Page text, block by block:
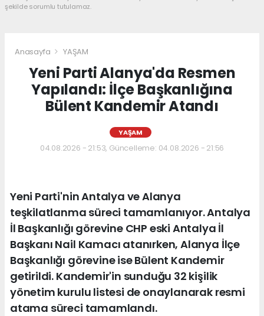
şekilde sorumlu tutulamaz.
Anasayfa YAŞAM
Yeni Parti Alanya'da Resmen
Yapılandı: İlçe Başkanlığına
Bülent Kandemir Atandı
YAŞAM
04.08.2026 - 21:53, Güncelleme: 04.08.2026 - 21:56
Yeni Parti'nin Antalya ve Alanya
teşkilatlanma süreci tamamlanıyor. Antalya
İl Başkanlığı görevine CHP eski Antalya İl
Başkanı Nail Kamacı atanırken, Alanya İlçe
Başkanlığı görevine ise Bülent Kandemir
getirildi. Kandemir'in sunduğu 32 kişilik
yönetim kurulu listesi de onaylanarak resmi
atama süreci tamamlandı.